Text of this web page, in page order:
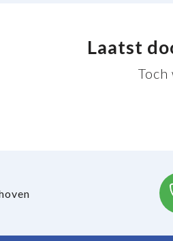
Laatst
Toch